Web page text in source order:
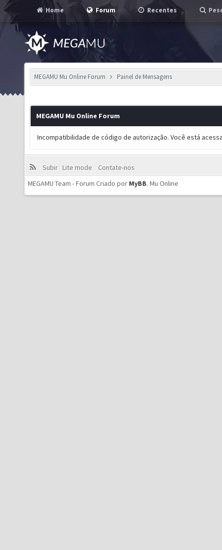
Home Forum Recentes
MEGAMU Mu Online Forum Painel de Mensagens
MEGAMU Mu Online Forum
Incompatibilidade de código de autorização. Você está
Subir Lite mode
Contate-nos
MEGAMU Team - Forum Criado por MyBB. Mu Online